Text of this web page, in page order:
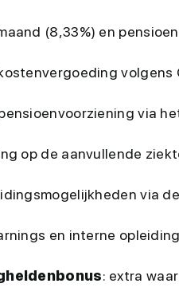
(8,33%) en
volgens
via
op de aanvullende
via
en interne
: extra